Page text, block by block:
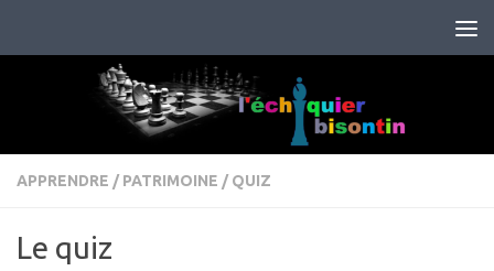
APPRENDRE / PATRIMOINE / QUIZ
Le quiz